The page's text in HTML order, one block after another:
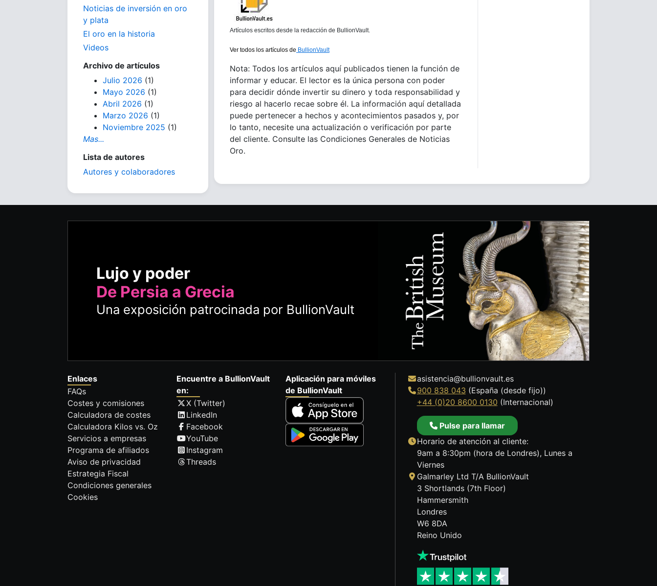
Noticias de inversión en oro
y plata
El oro en la historia
Videos
Archivo de artículos
Julio 2026 (1)
Mayo 2026 (1)
Abril 2026 (1)
Marzo 2026 (1)
Noviembre 2025 (1)
Mas...
Lista de autores
Autores y colaboradores
Artículos escritos desde la redacción de BullionVault.
Ver todos los artículos de BullionVault
Nota: Todos los artículos aquí publicados tienen la función de
informar y educar. El lector es la única persona con poder
para decidir dónde invertir su dinero y toda responsabilidad y
riesgo al hacerlo recae sobre él. La información aquí detallada
puede pertenecer a hechos y acontecimientos pasados y, por
lo tanto, necesite una actualización o verificación por parte
del cliente. Consulte las Condiciones Generales de Noticias
Oro.
Lujo y poder
De Persia a Grecia
Una exposición patrocinada por BullionVault
Enlaces
FAQs
Costes y comisiones
Calculadora de costes
Calculadora Kilos vs. Oz
Servicios a empresas
Programa de afiliados
Aviso de privacidad
Estrategia Fiscal
Condiciones generales
Cookies
Encuentre a BullionVault
en:
X (Twitter)
LinkedIn
Facebook
YouTube
Instagram
Threads
Aplicación para móviles
de BullionVault
asistencia@bullionvault.es
900 838 043 (España (desde fijo))
+44 (0)20 8600 0130 (Internacional)
Pulse para llamar
Horario de atención al cliente:
9am a 8:30pm (hora de Londres), Lunes a
Viernes
Galmarley Ltd T/A BullionVault
3 Shortlands (7th Floor)
Hammersmith
Londres
W6 8DA
Reino Unido